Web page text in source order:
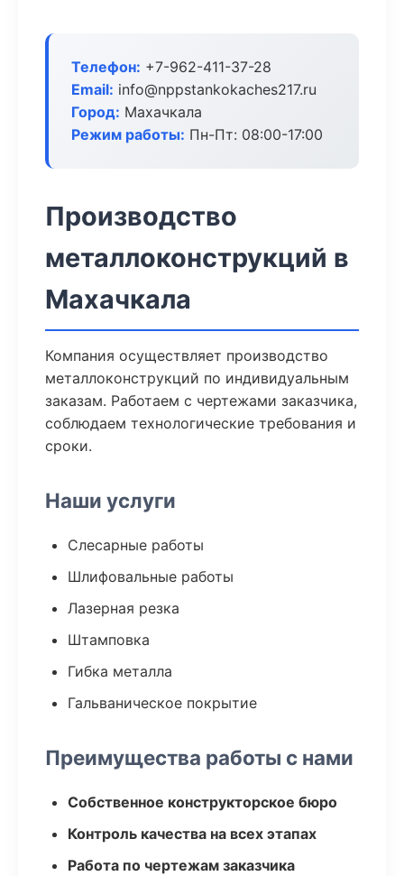
Телефон: +7-962-411-37-28
Email: info@nppstankokaches217.ru
Город: Махачкала
Режим работы: Пн-Пт: 08:00-17:00
Производство
металлоконструкций в
Махачкала
Компания осуществляет производство
металлоконструкций по индивидуальным
заказам. Работаем с чертежами заказчика,
соблюдаем технологические требования и
сроки.
Наши услуги
Слесарные работы
Шлифовальные работы
Лазерная резка
Штамповка
Гибка металла
Гальваническое покрытие
Преимущества работы с нами
Собственное конструкторское бюро
Контроль качества на всех этапах
Работа по чертежам заказчика